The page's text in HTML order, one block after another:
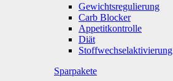
Gewichtsregulierung
Carb Blocker
Appetitkontrolle
Diät
Stoffwechselaktivierung
Sparpakete